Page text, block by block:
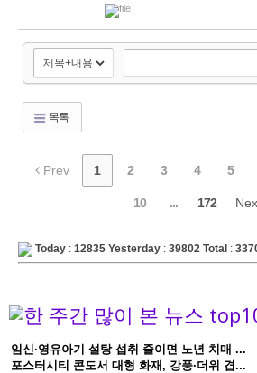
폭 하락을 기록했다. 17일 다우
목록
Prev 1 2 3 4 5
10 ... 172
Today : 12835 Yesterday : 39802 Total :
임신·영유아기 설탕 섭취 줄이면 노년 치매 ...
포스터시티 콘도서 대형 화재, 강풍·더위 겹...